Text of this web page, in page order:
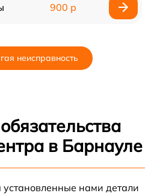
900 р
неисправность
в Барнауле
установленные нами детали